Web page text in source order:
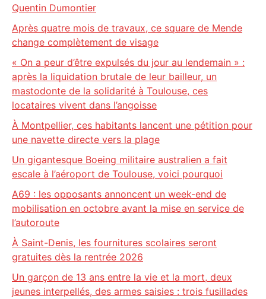
Quentin Dumontier
Après quatre mois de travaux, ce square de Mende
change complètement de visage
« On a peur d’être expulsés du jour au lendemain » :
après la liquidation brutale de leur bailleur, un
mastodonte de la solidarité à Toulouse, ces
locataires vivent dans l’angoisse
À Montpellier, ces habitants lancent une pétition pour
une navette directe vers la plage
Un gigantesque Boeing militaire australien a fait
escale à l’aéroport de Toulouse, voici pourquoi
A69 : les opposants annoncent un week-end de
mobilisation en octobre avant la mise en service de
l’autoroute
À Saint-Denis, les fournitures scolaires seront
gratuites dès la rentrée 2026
Un garçon de 13 ans entre la vie et la mort, deux
jeunes interpellés, des armes saisies : trois fusillades